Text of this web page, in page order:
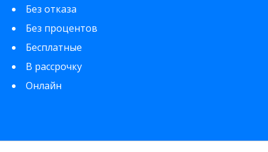
Без отказа
Без процентов
Бесплатные
В рассрочку
Онлайн